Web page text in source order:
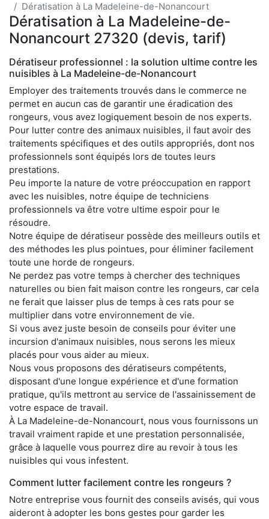
Dératisation à La Madeleine-de-Nonancourt
Dératisation à La Madeleine-de-
Nonancourt 27320 (devis, tarif)
Dératiseur professionnel : la solution ultime contre les
nuisibles à La Madeleine-de-Nonancourt
Employer des traitements trouvés dans le commerce ne
permet en aucun cas de garantir une éradication des
rongeurs, vous avez logiquement besoin de nos experts.
Pour lutter contre des animaux nuisibles, il faut avoir des
traitements spécifiques et des outils appropriés, dont nos
professionnels sont équipés lors de toutes leurs
prestations.
Peu importe la nature de votre préoccupation en rapport
avec les nuisibles, notre équipe de techniciens
professionnels va être votre ultime espoir pour le
résoudre.
Notre équipe de dératiseur possède des meilleurs outils et
des méthodes les plus pointues, pour éliminer facilement
toute une horde de rongeurs.
Ne perdez pas votre temps à chercher des techniques
naturelles ou bien fait maison contre les rongeurs, car cela
ne ferait que laisser plus de temps à ces rats pour se
multiplier dans votre environnement de vie.
Si vous avez juste besoin de conseils pour éviter une
incursion d'animaux nuisibles, nous serons les mieux
placés pour vous aider au mieux.
Nous vous proposons des dératiseurs compétents,
disposant d'une longue expérience et d'une formation
pratique, qu'ils mettront au service de l'assainissement de
votre espace de travail.
À La Madeleine-de-Nonancourt, nous vous fournissons un
travail vraiment rapide et une prestation personnalisée,
grâce à laquelle vous pourrez dire au revoir à tous les
nuisibles qui vous infestent.
Comment lutter facilement contre les rongeurs ?
Notre entreprise vous fournit des conseils avisés, qui vous
aideront à adopter les bons gestes pour garder les